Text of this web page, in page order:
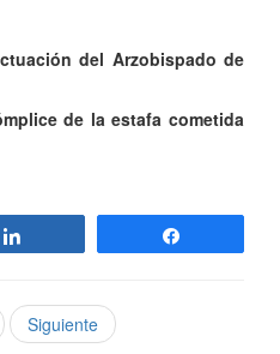
del Arzobispado de
de la estafa cometida
Siguiente